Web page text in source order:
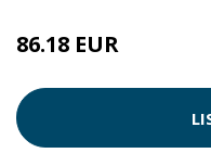
86.18 EUR